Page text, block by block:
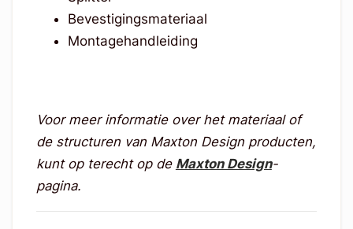
Bevestigingsmateriaal
Montagehandleiding
Voor meer informatie over het materiaal of
de structuren van Maxton Design producten,
kunt op terecht op de Maxton Design-
pagina.